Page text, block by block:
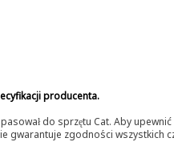
producenta.
do sprzętu Cat. Aby
gwarantuje zgodności wszystkich